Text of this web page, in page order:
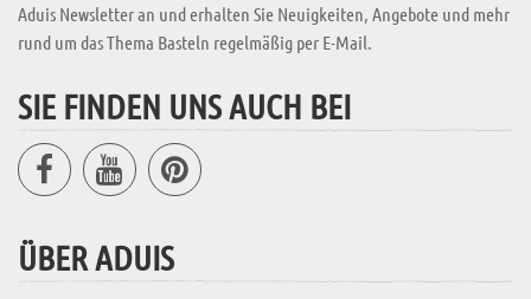
Aduis Newsletter an und erhalten Sie Neuigkeiten, Angebote und mehr
rund um das Thema Basteln regelmäßig per E-Mail.
SIE FINDEN UNS AUCH BEI
ÜBER ADUIS